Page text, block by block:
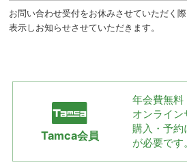
お問い合わせ受付をお休みさせていただく
表示しお知らせさせていただきます。
Tamca会員
年会費無料
オンライ
購入・予約
が必要です。